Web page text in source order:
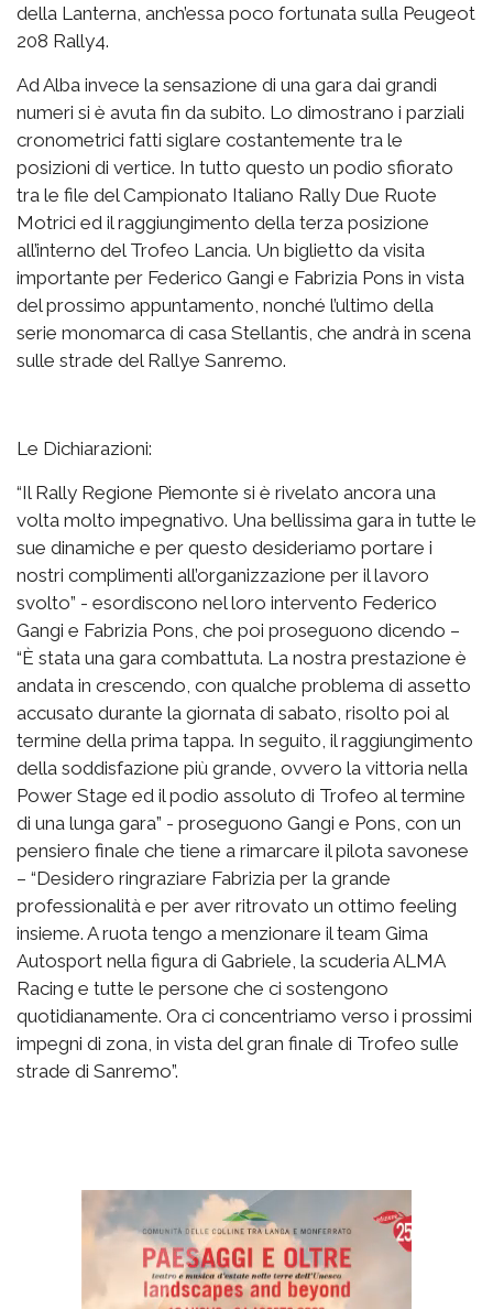
della Lanterna, anch’essa poco fortunata sulla Peugeot
208 Rally4.
Ad Alba invece la sensazione di una gara dai grandi
numeri si è avuta fin da subito. Lo dimostrano i parziali
cronometrici fatti siglare costantemente tra le
posizioni di vertice. In tutto questo un podio sfiorato
tra le file del Campionato Italiano Rally Due Ruote
Motrici ed il raggiungimento della terza posizione
all’interno del Trofeo Lancia. Un biglietto da visita
importante per Federico Gangi e Fabrizia Pons in vista
del prossimo appuntamento, nonché l’ultimo della
serie monomarca di casa Stellantis, che andrà in scena
sulle strade del Rallye Sanremo.
Le Dichiarazioni:
“Il Rally Regione Piemonte si è rivelato ancora una
volta molto impegnativo. Una bellissima gara in tutte le
sue dinamiche e per questo desideriamo portare i
nostri complimenti all’organizzazione per il lavoro
svolto” - esordiscono nel loro intervento Federico
Gangi e Fabrizia Pons, che poi proseguono dicendo –
“È stata una gara combattuta. La nostra prestazione è
andata in crescendo, con qualche problema di assetto
accusato durante la giornata di sabato, risolto poi al
termine della prima tappa. In seguito, il raggiungimento
della soddisfazione più grande, ovvero la vittoria nella
Power Stage ed il podio assoluto di Trofeo al termine
di una lunga gara” - proseguono Gangi e Pons, con un
pensiero finale che tiene a rimarcare il pilota savonese
– “Desidero ringraziare Fabrizia per la grande
professionalità e per aver ritrovato un ottimo feeling
insieme. A ruota tengo a menzionare il team Gima
Autosport nella figura di Gabriele, la scuderia ALMA
Racing e tutte le persone che ci sostengono
quotidianamente. Ora ci concentriamo verso i prossimi
impegni di zona, in vista del gran finale di Trofeo sulle
strade di Sanremo”.